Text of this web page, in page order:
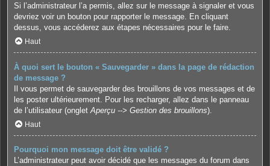
Si l’administrateur l’a permis, allez sur le message à signaler et vous
devriez voir un bouton pour rapporter le message. En cliquant
dessus, vous accéderez aux étapes nécessaires pour le faire.
Haut
À quoi sert le bouton « Sauvegarder » dans la page de rédaction
de message ?
Il vous permet de sauvegarder des brouillons de vos messages et de
les poster ultérieurement. Pour les recharger, allez dans le panneau
de l’utilisateur (onglet Aperçu --> Gestion des brouillons).
Haut
Pourquoi mon message doit être validé ?
L’administrateur peut avoir décidé que les messages du forum dans